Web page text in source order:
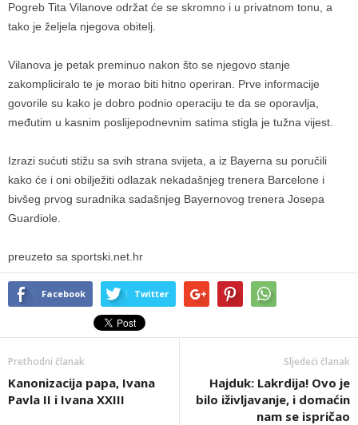
Pogreb Tita Vilanove održat će se skromno i u privatnom tonu, a
tako je željela njegova obitelj.
Vilanova je petak preminuo nakon što se njegovo stanje
zakompliciralo te je morao biti hitno operiran. Prve informacije
govorile su kako je dobro podnio operaciju te da se oporavlja,
međutim u kasnim poslijepodnevnim satima stigla je tužna vijest.
Izrazi sućuti stižu sa svih strana svijeta, a iz Bayerna su poručili
kako će i oni obilježiti odlazak nekadašnjeg trenera Barcelone i
bivšeg prvog suradnika sadašnjeg Bayernovog trenera Josepa
Guardiole.
preuzeto sa sportski.net.hr
Facebook Twitter
Prethodni članak
Kanonizacija papa, Ivana
Pavla II i Ivana XXIII
Sljedeći članak
Hajduk: Lakrdija! Ovo je
bilo iživljavanje, i domaćin
nam se ispričao